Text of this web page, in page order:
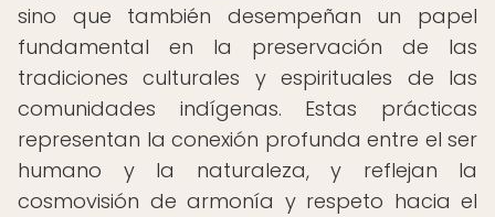
sino que también desempeñan un papel
fundamental en la preservación de las
tradiciones culturales y espirituales de las
comunidades indígenas. Estas prácticas
representan la conexión profunda entre el ser
humano y la naturaleza, y reflejan la
cosmovisión de armonía y respeto hacia el